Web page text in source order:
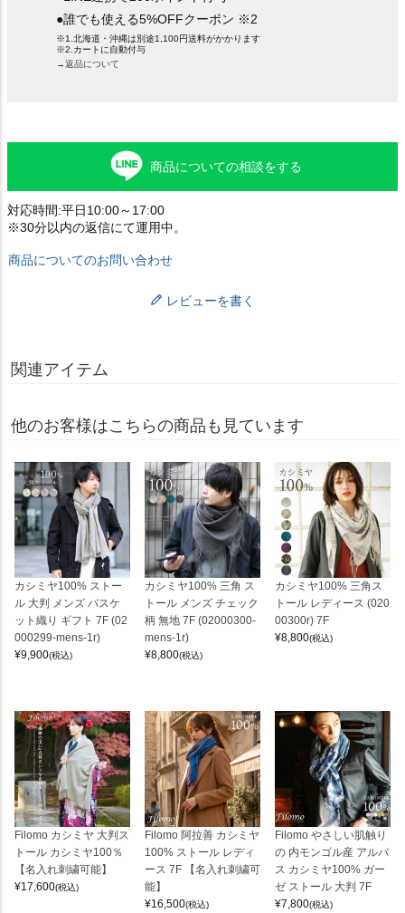
●誰でも使える5%OFFクーポン ※2
※1.北海道・沖縄は別途1,100円送料がかかります
※2.カートに自動付与
→返品について
商品についての相談をする
対応時間:平日10:00～17:00
※30分以内の返信にて運用中。
商品についてのお問い合わせ
レビューを書く
関連アイテム
他のお客様はこちらの商品も見ています
カシミヤ100% ストー
ル 大判 メンズ バスケ
ット織り ギフト 7F (02
000299-mens-1r)
¥9,900(税込)
カシミヤ100% 三角 ス
トール メンズ チェック
柄 無地 7F (02000300-
mens-1r)
¥8,800(税込)
カシミヤ100% 三角ス
トール レディース (020
00300r) 7F
¥8,800(税込)
Filomo カシミヤ 大判ス
トール カシミヤ100％
【名入れ刺繍可能】
¥17,600(税込)
Filomo 阿拉善 カシミヤ
100% ストール レディ
ース 7F 【名入れ刺繍可
能】
¥16,500(税込)
Filomo やさしい肌触り
の 内モンゴル産 アルバ
ス カシミヤ100% ガー
ゼ ストール 大判 7F
¥7,800(税込)